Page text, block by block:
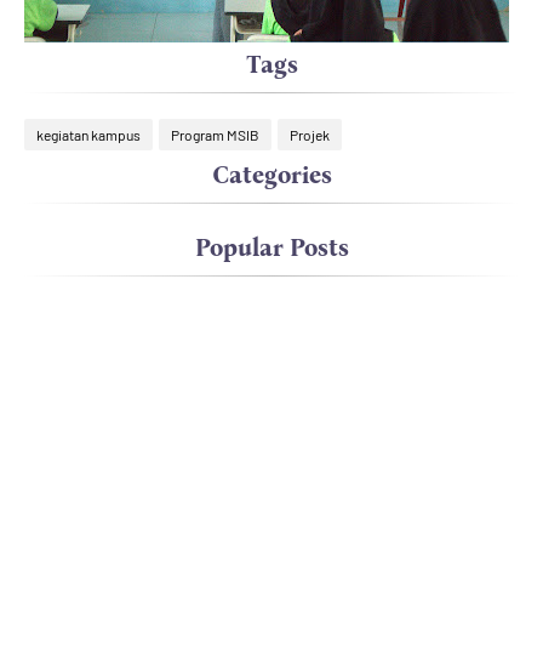
Tags
kegiatan kampus Program MSIB Projek
Categories
Popular Posts